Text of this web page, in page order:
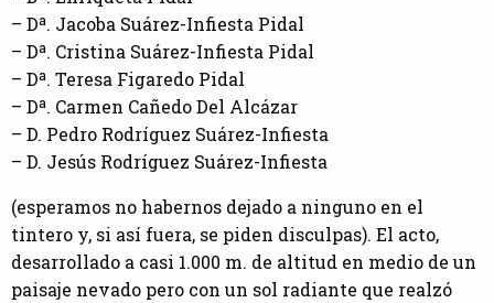
– Dª. Jacoba Suárez-Infiesta Pidal
– Dª. Cristina Suárez-Infiesta Pidal
– Dª. Teresa Figaredo Pidal
– Dª. Carmen Cañedo Del Alcázar
– D. Pedro Rodríguez Suárez-Infiesta
– D. Jesús Rodríguez Suárez-Infiesta
(esperamos no habernos dejado a ninguno en el
tintero y, si así fuera, se piden disculpas). El acto,
desarrollado a casi 1.000 m. de altitud en medio de un
paisaje nevado pero con un sol radiante que realzó